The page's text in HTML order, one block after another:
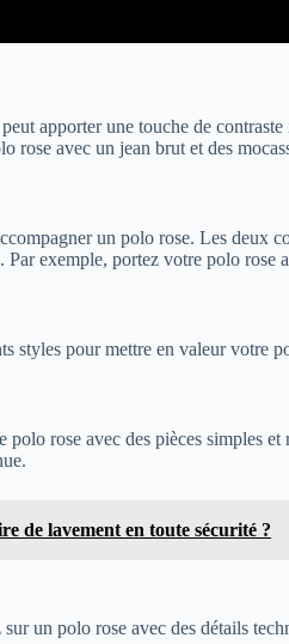
apporter une touche de
rose avec un jean brut et des
un polo rose. Les
exemple, portez votre polo
styles pour mettre en valeur votre
rose avec des pièces simples
de lavement en toute sécurité ?
un polo rose avec des détails